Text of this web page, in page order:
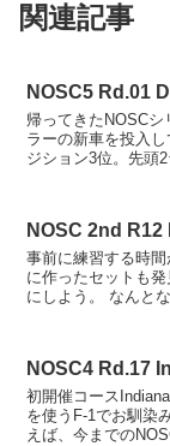
関連記事
NOSC5 Rd.01
帰ってきたNOSCシ
ラーの新車を投入して準備完了。 一気
ジション3位。先頭
NOSC 2nd
事前に練習する時
に作ったセットも
にしよう。 なんとなくレース中盤あたりで走り方が分かってきたの
NOSC4 Rd.17
初開催コース
を使うF-1でお馴染みのコースで
えば、今までの